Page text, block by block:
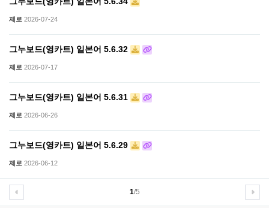
제로 2026-07-24
그누보드(영카트) 일본어 5.6.32
제로 2026-07-17
그누보드(영카트) 일본어 5.6.31
제로 2026-06-26
그누보드(영카트) 일본어 5.6.29
제로 2026-06-12
1/5